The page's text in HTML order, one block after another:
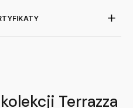
Terrazza